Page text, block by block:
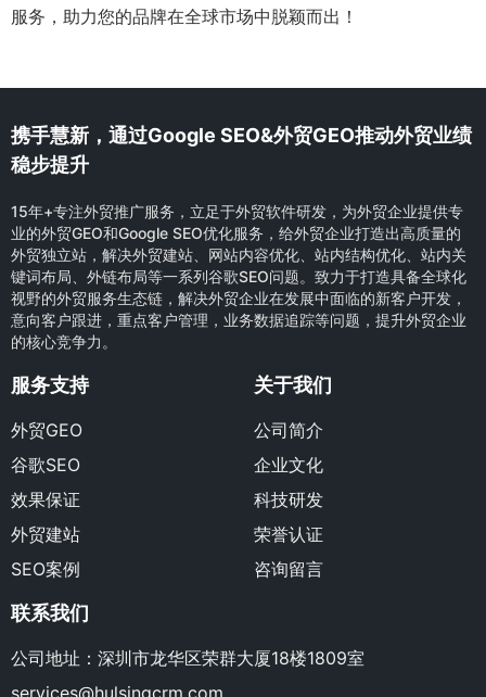
服务，助力您的品牌在全球市场中脱颖而出！
携手慧新，通过Google SEO&外贸GEO推动外贸业绩
稳步提升
15年+专注外贸推广服务，立足于外贸软件研发，为外贸企业提供专
业的外贸GEO和Google SEO优化服务，给外贸企业打造出高质量的
外贸独立站，解决外贸建站、网站内容优化、站内结构优化、站内关
键词布局、外链布局等一系列谷歌SEO问题。致力于打造具备全球化
视野的外贸服务生态链，解决外贸企业在发展中面临的新客户开发，
意向客户跟进，重点客户管理，业务数据追踪等问题，提升外贸企业
的核心竞争力。
服务支持
外贸GEO
谷歌SEO
效果保证
外贸建站
SEO案例
关于我们
公司简介
企业文化
科技研发
荣誉认证
咨询留言
联系我们
公司地址：深圳市龙华区荣群大厦18楼1809室